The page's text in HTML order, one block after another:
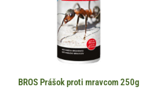
BROS Prášok proti mravcom 250g